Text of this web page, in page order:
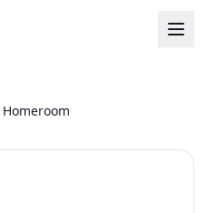
Homeroom